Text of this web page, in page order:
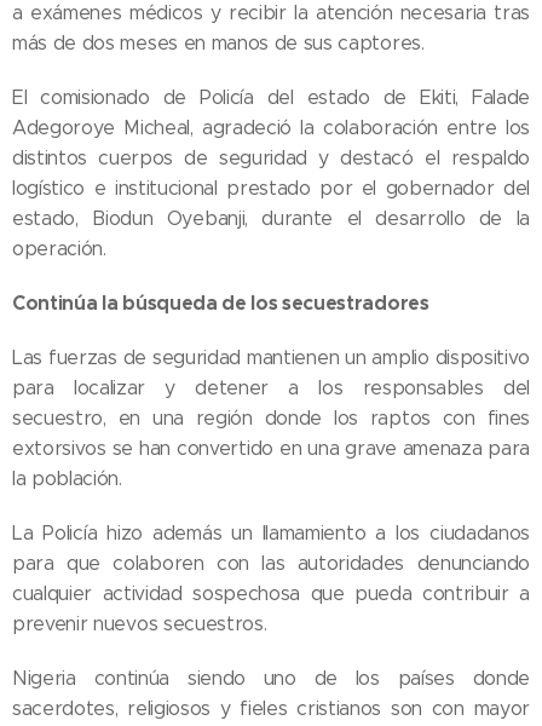
a exámenes médicos y recibir la atención necesaria tras
más de dos meses en manos de sus captores.
El comisionado de Policía del estado de Ekiti, Falade
Adegoroye Micheal, agradeció la colaboración entre los
distintos cuerpos de seguridad y destacó el respaldo
logístico e institucional prestado por el gobernador del
estado, Biodun Oyebanji, durante el desarrollo de la
operación.
Continúa la búsqueda de los secuestradores
Las fuerzas de seguridad mantienen un amplio dispositivo
para localizar y detener a los responsables del
secuestro, en una región donde los raptos con fines
extorsivos se han convertido en una grave amenaza para
la población.
La Policía hizo además un llamamiento a los ciudadanos
para que colaboren con las autoridades denunciando
cualquier actividad sospechosa que pueda contribuir a
prevenir nuevos secuestros.
Nigeria continúa siendo uno de los países donde
sacerdotes, religiosos y fieles cristianos son con mayor